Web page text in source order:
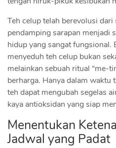
Teh celup telah berevolusi
pendamping sarapan menjadi
hidup yang sangat fungsional.
menyeduh teh celup bukan
melainkan sebuah ritual “me-
berharga. Hanya dalam waktu
teh dapat mengubah segelas
kaya antioksidan yang siap
Menentukan
Jadwal yang Padat